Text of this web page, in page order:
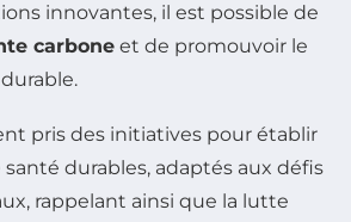
innovantes, il est possible de
carbone et de promouvoir le
pris des initiatives pour établir
durables, adaptés aux défis
rappelant ainsi que la lutte